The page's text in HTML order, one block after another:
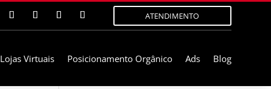
ATENDIMENTO
Lojas Virtuais Posicionamento Orgânico Ads Blog